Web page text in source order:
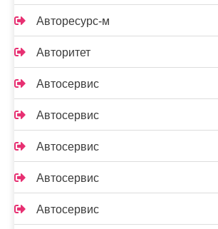
Авторесурс-м
Авторитет
Автосервис
Автосервис
Автосервис
Автосервис
Автосервис